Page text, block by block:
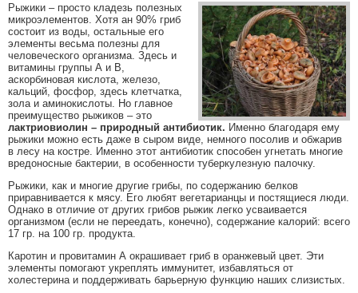
Рыжики – просто кладезь полезных
микроэлементов. Хотя ан 90% гриб
состоит из воды, остальные его
элементы весьма полезны для
человеческого организма. Здесь и
витамины группы А и В,
аскорбиновая кислота, железо,
кальций, фосфор, здесь клетчатка,
зола и аминокислоты. Но главное
преимущество рыжиков – это
лактриовиолин – природный антибиотик. Именно благодаря ему
рыжики можно есть даже в сыром виде, немного посолив и обжарив
в лесу на костре. Именно этот антибиотик способен угнетать многие
вредоносные бактерии, в особенности туберкулезную палочку.
Рыжики, как и многие другие грибы, по содержанию белков
приравнивается к мясу. Его любят вегетарианцы и постящиеся люди.
Однако в отличие от других грибов рыжик легко усваивается
организмом (если не переедать, конечно), содержание калорий: всего
17 гр. на 100 гр. продукта.
Каротин и провитамин А окрашивает гриб в оранжевый цвет. Эти
элементы помогают укреплять иммунитет, избавляться от
холестерина и поддерживать барьерную функцию наших слизистых.